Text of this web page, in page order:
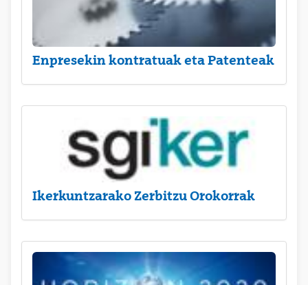
Enpresekin kontratuak eta Patenteak
Ikerkuntzarako Zerbitzu Orokorrak